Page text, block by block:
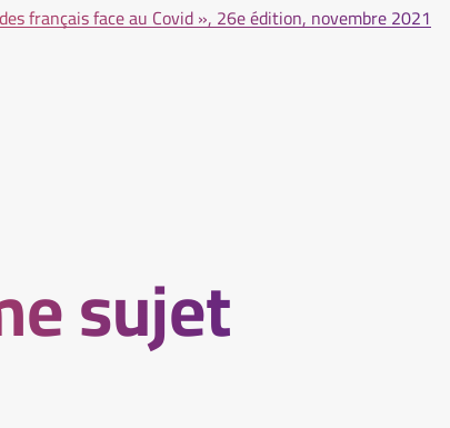
français face au Covid », 26e édition, novembre 2021
sujet